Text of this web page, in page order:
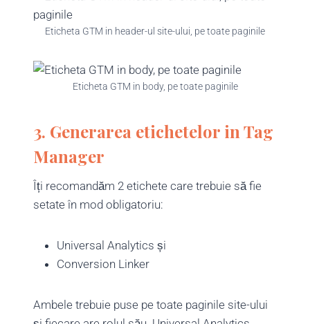
Eticheta GTM in header-ul site-ului, pe toate paginile
Eticheta GTM in body, pe toate paginile
3. Generarea etichetelor in Tag
Manager
Îți recomandăm 2 etichete care trebuie să fie
setate în mod obligatoriu:
Universal Analytics și
Conversion Linker
Ambele trebuie puse pe toate paginile site-ului